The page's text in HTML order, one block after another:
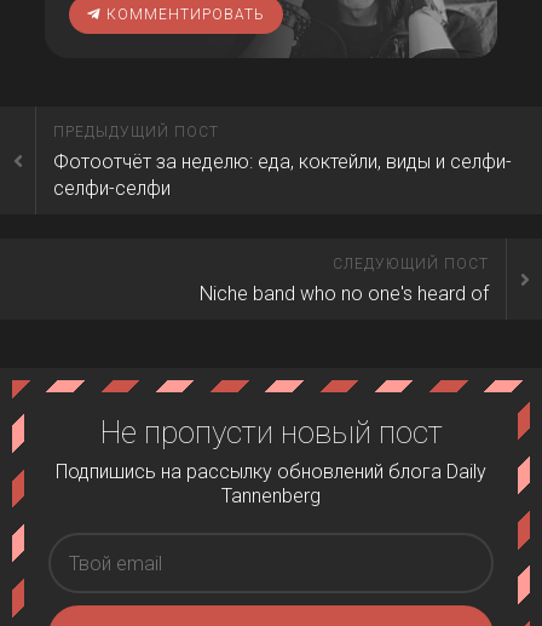
КОММЕНТИРОВАТЬ
ПРЕДЫДУЩИЙ ПОСТ
Фотоотчёт за неделю: еда, коктейли, виды и селфи-
селфи-селфи
СЛЕДУЮЩИЙ ПОСТ
Niche band who no one's heard of
Не пропусти новый пост
Подпишись на рассылку обновлений блога Daily
Tannenberg